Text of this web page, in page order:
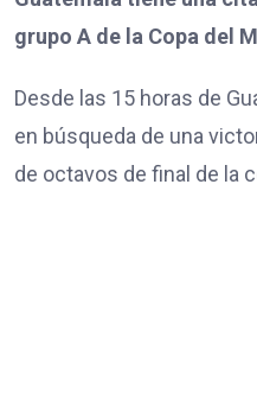
grupo A de la Copa del
Desde las 15 horas de
en búsqueda de una
de octavos de final de la